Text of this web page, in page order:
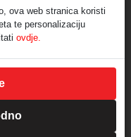
i osobe sklone
12
prijave
Isporuka 48 sata
ova web stranica koristi
te personalizaciju
ovdje.